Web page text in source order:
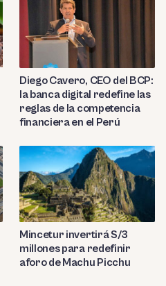
Diego Cavero, CEO del BCP:
la banca digital redefine las
reglas de la competencia
financiera en el Perú
Mincetur invertirá S/3
millones para redefinir
aforo de Machu Picchu